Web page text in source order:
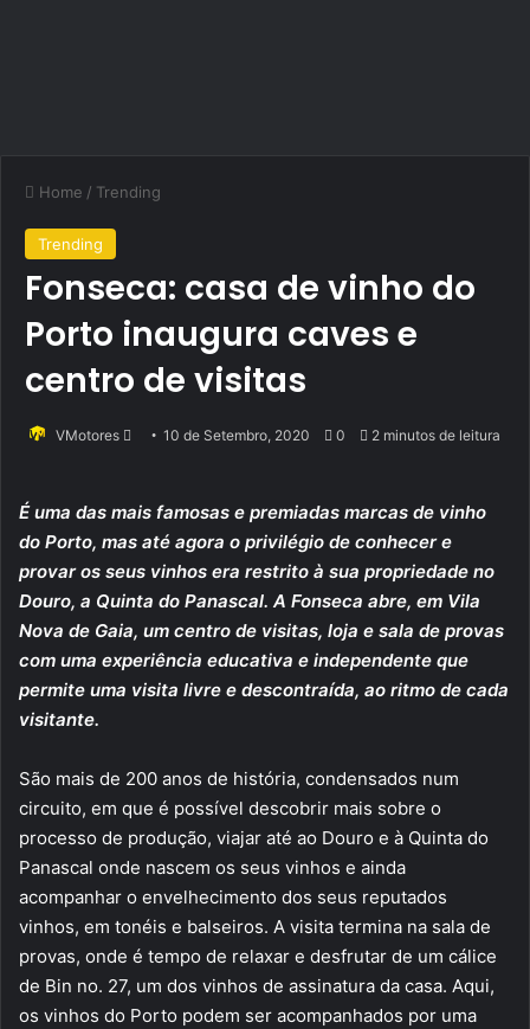
Home / Trending
Trending
Fonseca: casa de vinho do
Porto inaugura caves e
centro de visitas
VMotores
Send10 de Setembro, 2020 0 2 minutos de leitura
É uma das mais famosas e premiadas marcas de vinho
do Porto, mas até agora o privilégio de conhecer e
provar os seus vinhos era restrito à sua propriedade no
Douro, a Quinta do Panascal. A Fonseca abre, em Vila
Nova de Gaia, um centro de visitas, loja e sala de provas
com uma experiência educativa e independente que
permite uma visita livre e descontraída, ao ritmo de cada
visitante.
São mais de 200 anos de história, condensados num
circuito, em que é possível descobrir mais sobre o
processo de produção, viajar até ao Douro e à Quinta do
Panascal onde nascem os seus vinhos e ainda
acompanhar o envelhecimento dos seus reputados
vinhos, em tonéis e balseiros. A visita termina na sala de
provas, onde é tempo de relaxar e desfrutar de um cálice
de Bin no. 27, um dos vinhos de assinatura da casa. Aqui,
os vinhos do Porto podem ser acompanhados por uma